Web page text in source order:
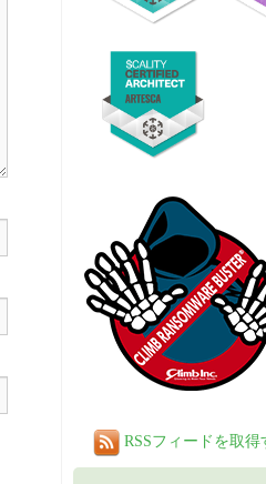
RSSフィードを取得